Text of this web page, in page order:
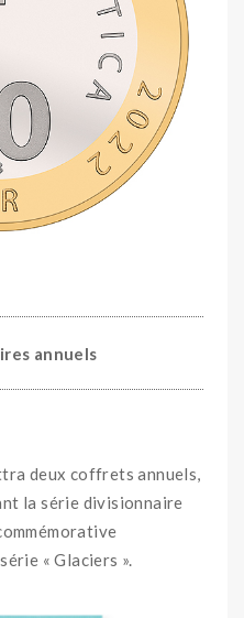
annuels
deux coffrets annuels,
la série divisionnaire
« Glaciers ».